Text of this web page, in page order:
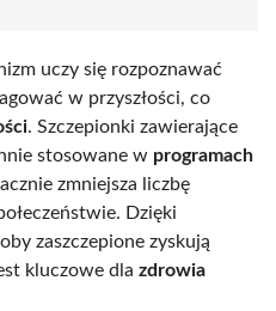
uczy się rozpoznawać
w przyszłości, co
. Szczepionki zawierające
stosowane w programach
zmniejsza liczbę
Dzięki
zaszczepione zyskują
kluczowe dla zdrowia